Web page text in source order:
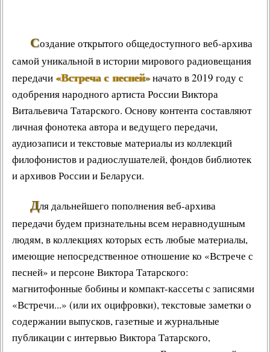
Создание открытого общедоступного веб-архива
самой уникальной в истории мирового радиовещания
передачи«Встреча с песней»начато в 2019 году с
одобрения народного артиста России Виктора
Витальевича Татарского. Основу контента составляют
личная фонотека автора и ведущего передачи,
аудиозаписи и текстовые материалы из коллекций
филофонистов и радиослушателей, фондов библиотек
и архивов России и Беларуси.
Для дальнейшего пополнения веб-архива
передачи будем признательны всем неравнодушным
людям, в коллекциях которых есть любые материалы,
имеющие непосредственное отношение ко «Встрече с
песней» и персоне Виктора Татарского:
магнитофонные бобины и компакт-кассеты с записями
«Встречи...» (или их оцифровки), текстовые заметки о
содержании выпусков, газетные и журнальные
публикации с интервью Виктора Татарского,